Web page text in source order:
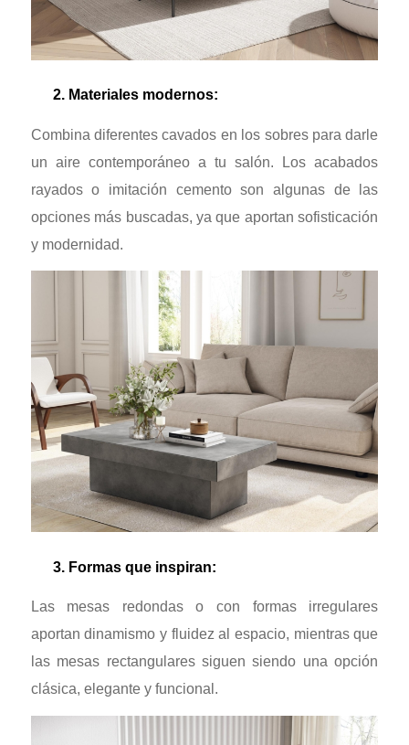
2. Materiales modernos:
Combina diferentes cavados en los sobres para darle
un aire contemporáneo a tu salón. Los acabados
rayados o imitación cemento son algunas de las
opciones más buscadas, ya que aportan sofisticación
y modernidad.
3. Formas que inspiran:
Las mesas redondas o con formas irregulares
aportan dinamismo y fluidez al espacio, mientras que
las mesas rectangulares siguen siendo una opción
clásica, elegante y funcional.